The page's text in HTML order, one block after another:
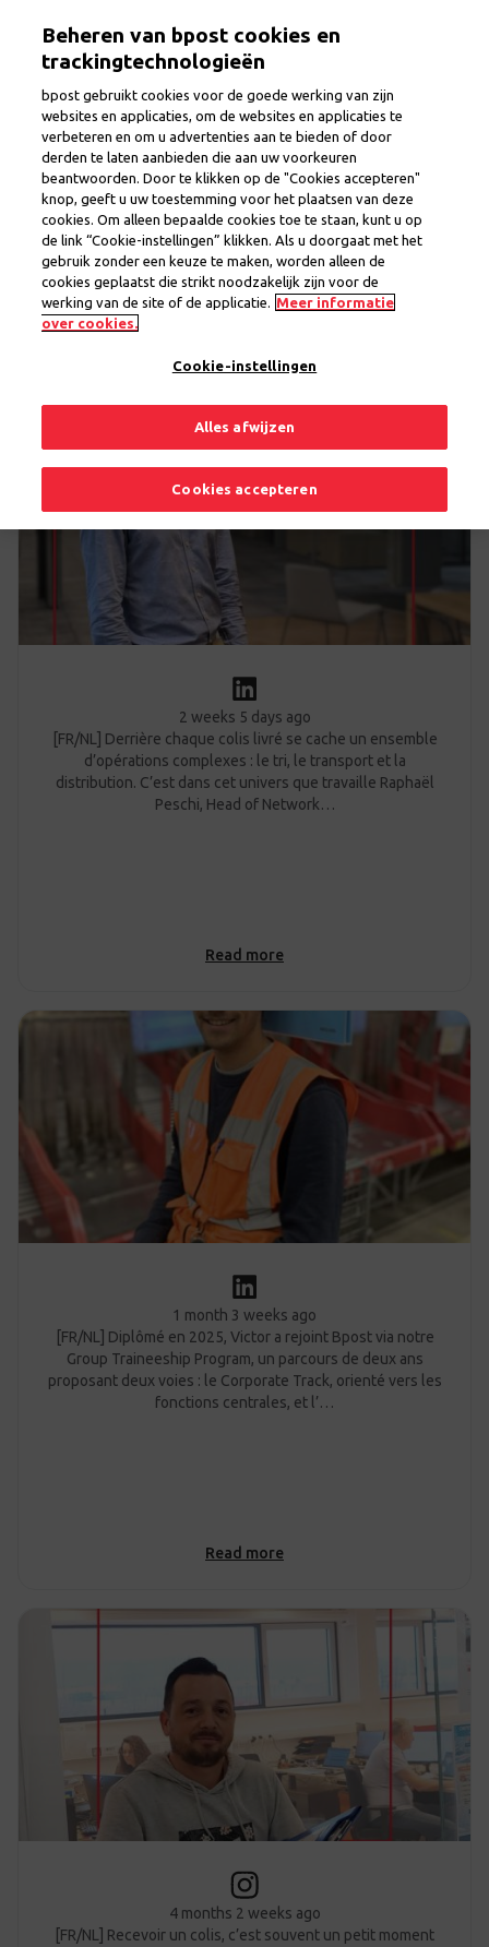
Testimonials
Our community
2 weeks 5 days ago
[FR/NL] Derrière chaque colis livré se cache un ensemble
d’opérations complexes : le tri, le transport et la
distribution. C’est dans cet univers que travaille Raphaël
Peschi, Head of Network…
Read more
1 month 3 weeks ago
[FR/NL] Diplômé en 2025, Victor a rejoint Bpost via notre
Group Traineeship Program, un parcours de deux ans
proposant deux voies : le Corporate Track, orienté vers les
fonctions centrales, et l’…
Read more
4 months 2 weeks ago
[FR/NL] Recevoir un colis, c’est souvent un petit moment
Beheren van bpost cookies en
trackingtechnologieën
bpost gebruikt cookies voor de goede werking van zijn
websites en applicaties, om de websites en applicaties te
verbeteren en om u advertenties aan te bieden of door
derden te laten aanbieden die aan uw voorkeuren
beantwoorden. Door te klikken op de "Cookies accepteren"
knop, geeft u uw toestemming voor het plaatsen van deze
cookies. Om alleen bepaalde cookies toe te staan, kunt u op
de link “Cookie-instellingen” klikken. Als u doorgaat met het
gebruik zonder een keuze te maken, worden alleen de
cookies geplaatst die strikt noodzakelijk zijn voor de
werking van de site of de applicatie. Meer informatie
over cookies.
Cookie-instellingen
Alles afwijzen
Cookies accepteren